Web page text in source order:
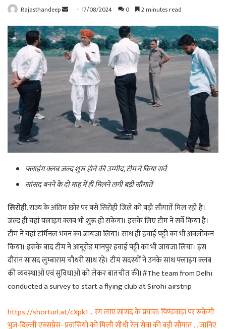
Rajasthandeep
Send
email
17/08/2024 0 2 minutes read
फ्लाइंग क्लब जल्द शुरू होने की उम्मीद, टीम ने किया सर्वे
सांसद बनने के दो माह में ही मिलने लगी बड़ी सौगातें
सिरोही. राज्य के अंतिम छोर पर बसे सिरोही जिले को बड़ी सौगातें मिल रही हैं।
जल्द ही यहां फ्लाइग क्लब भी शुरू हो सकेगा। इसके लिए टीम ने सर्वे किया है।
टीम ने यहां टर्मिनल भवन का जायजा लिया। साथ ही हवाई पट्टी का भी अवलोकन
किया। इसके बाद टीम ने आबूरोड मानपुर हवाई पट्टी का भी जायजा लिया। इस
दौरान सांसद लुम्बाराम चौधरी साथ रहे। टीम सदस्यों ने उनके साथ फ्लाइंग क्लब
की व्यवस्थाओं एवं सुविधाओं को लेकर बातचीत की।#The team from Delhi
conducted a survey to start a flying club at Sirohi airstrip
https://shorturl.at/cXpk1 … रंग लाए सांसद के प्रयास: पिण्डवाड़ा पर रूकेगी
भुज-दिल्ली एक्सप्रेस- प्रवासियों को मिली सीधी रेल सेवा की बड़ी सौगात … जानिए